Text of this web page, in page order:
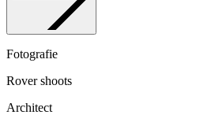
Fotografie
Rover shoots
Architect